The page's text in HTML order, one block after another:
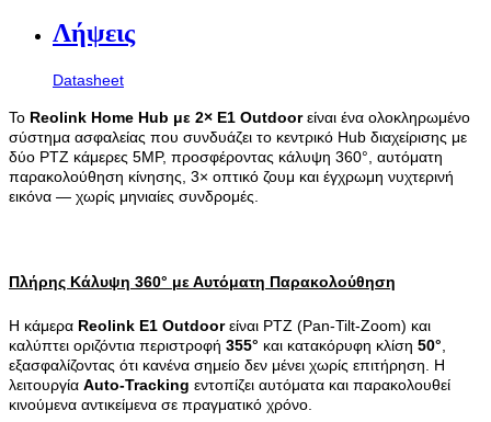
Λήψεις
Datasheet
Το Reolink Home Hub με 2× E1 Outdoorείναι ένα ολοκληρωμένο
σύστημα ασφαλείας που συνδυάζει το κεντρικό Hub διαχείρισης με
δύο PTZ κάμερες 5MP, προσφέροντας κάλυψη 360°, αυτόματη
παρακολούθηση κίνησης, 3× οπτικό ζουμ και έγχρωμη νυχτερινή
εικόνα — χωρίς μηνιαίες συνδρομές.
Πλήρης Κάλυψη 360° με Αυτόματη Παρακολούθηση
Η κάμερα Reolink E1 Outdoorείναι PTZ (Pan-Tilt-Zoom) και
καλύπτει οριζόντια περιστροφή 355° και κατακόρυφη κλίση 50°
εξασφαλίζοντας ότι κανένα σημείο δεν μένει χωρίς επιτήρηση. Η
λειτουργία Auto-Tracking εντοπίζει αυτόματα και παρακολουθεί
κινούμενα αντικείμενα σε πραγματικό χρόνο.